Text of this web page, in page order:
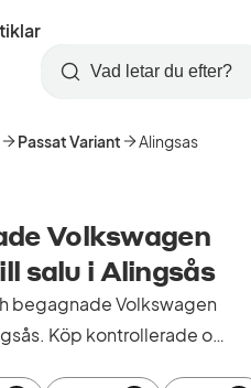
Startsida
Skapa
konto
Logga
in
Sök
Passat Variant Alingsas
Volkswagen
salu i Alingsås
begagnade Volkswagen
Köp kontrollerade och